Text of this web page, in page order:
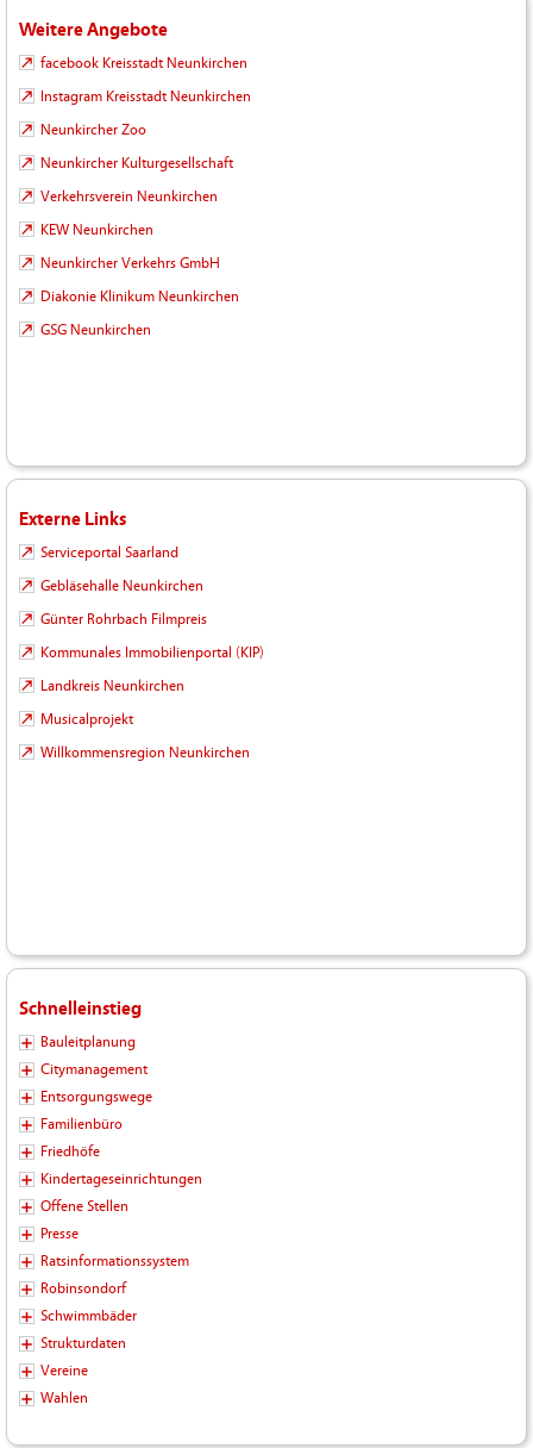
Weitere Angebote
facebook Kreisstadt Neunkirchen
Instagram Kreisstadt Neunkirchen
Neunkircher Zoo
Neunkircher Kulturgesellschaft
Verkehrsverein Neunkirchen
KEW Neunkirchen
Neunkircher Verkehrs GmbH
Diakonie Klinikum Neunkirchen
GSG Neunkirchen
Externe Links
Serviceportal Saarland
Gebläsehalle Neunkirchen
Günter Rohrbach Filmpreis
Kommunales Immobilienportal (KIP)
Landkreis Neunkirchen
Musicalprojekt
Willkommensregion Neunkirchen
Schnelleinstieg
Bauleitplanung
Citymanagement
Entsorgungswege
Familienbüro
Friedhöfe
Kindertageseinrichtungen
Offene Stellen
Presse
Ratsinformationssystem
Robinsondorf
Schwimmbäder
Strukturdaten
Vereine
Wahlen